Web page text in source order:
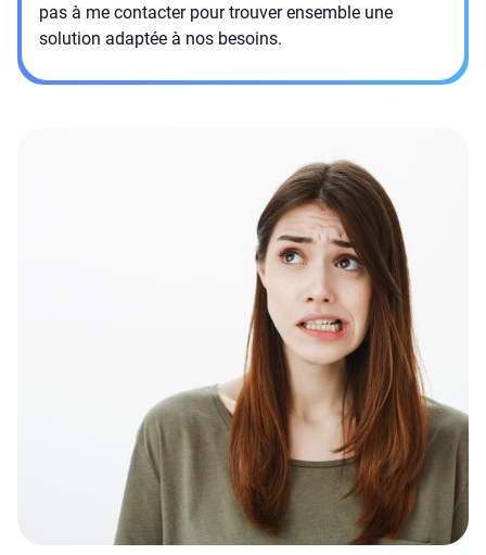
pas à me contacter pour trouver ensemble une
solution adaptée à nos besoins.